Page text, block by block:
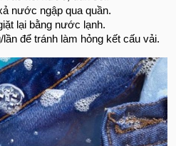
nước ngập qua quần.
lại bằng nước lạnh.
để tránh làm hỏng kết cấu vải.